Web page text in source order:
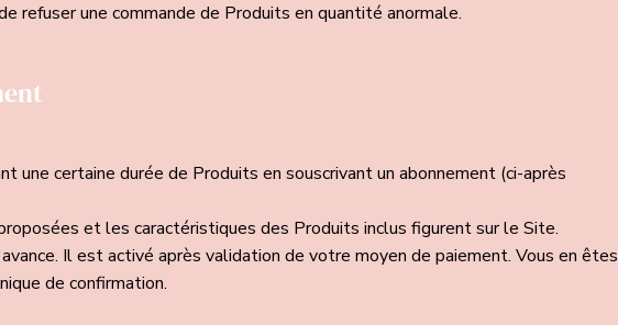
refuser une commande de Produits en quantité anormale.
une certaine durée de Produits en souscrivant un abonnement (ci-après
et les caractéristiques des Produits inclus figurent sur le Site.
Il est activé après validation de votre moyen de paiement. Vous en êtes
de confirmation.